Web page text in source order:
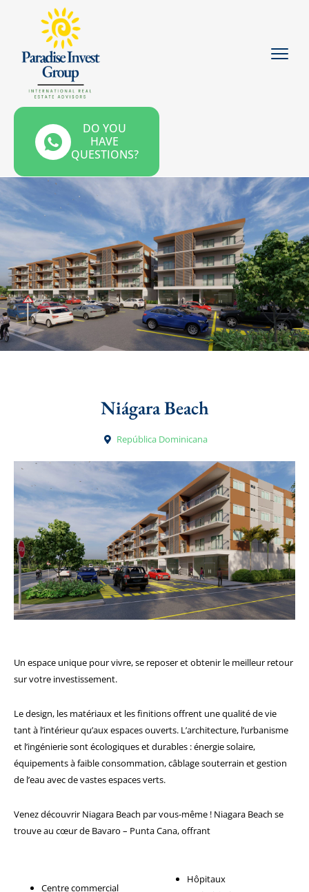
DO YOU
HAVE
QUESTIONS?
Niágara Beach
República Dominicana
Un espace unique pour vivre, se reposer et obtenir le meilleur retour
sur votre investissement.
Le design, les matériaux et les finitions offrent une qualité de vie
tant à l’intérieur qu’aux espaces ouverts. L’architecture, l’urbanisme
et l’ingénierie sont écologiques et durables : énergie solaire,
équipements à faible consommation, câblage souterrain et gestion
de l’eau avec de vastes espaces verts.
Venez découvrir Niagara Beach par vous-même ! Niagara Beach se
trouve au cœur de Bavaro – Punta Cana, offrant
Centre commercial
Hôpitaux